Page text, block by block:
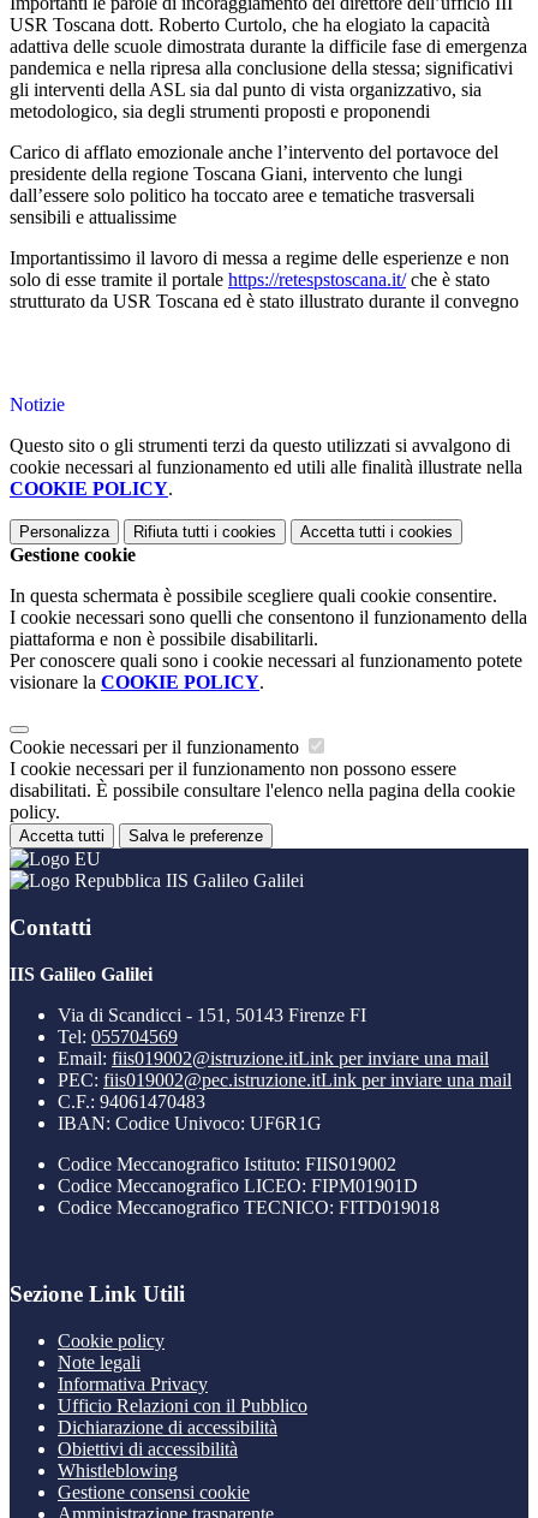
USR Toscana dott. Roberto Curtolo, che ha elogiato la capacità
adattiva delle scuole dimostrata durante la difficile fase di emergenza
pandemica e nella ripresa alla conclusione della stessa; significativi
gli interventi della ASL sia dal punto di vista organizzativo, sia
metodologico, sia degli strumenti proposti e proponendi
Carico di afflato emozionale anche l’intervento del portavoce del
presidente della regione Toscana Giani, intervento che lungi
dall’essere solo politico ha toccato aree e tematiche trasversali
sensibili e attualissime
Importantissimo il lavoro di messa a regime delle esperienze e non
solo di esse tramite il portale https://retespstoscana.it/che è stato
strutturato da USR Toscana ed è stato illustrato durante il convegno
Notizie
Questo sito o gli strumenti terzi da questo utilizzati si avvalgono di
cookie necessari al funzionamento ed utili alle finalità illustrate nella
COOKIE POLICY.
Personalizza Rifiuta tutti i cookies Accetta tutti i cookies
Gestione cookie
In questa schermata è possibile scegliere quali cookie consentire.
I cookie necessari sono quelli che consentono il funzionamento della
piattaforma e non è possibile disabilitarli.
Per conoscere quali sono i cookie necessari al funzionamento potete
visionare la COOKIE POLICY.
Cookie necessari per il funzionamento
I cookie necessari per il funzionamento non possono essere
disabilitati. È possibile consultare l'elenco nella pagina della cookie
policy.
Accetta tutti Salva le preferenze
IIS Galileo Galilei
Contatti
IIS Galileo Galilei
Via di Scandicci - 151, 50143 Firenze FI
Tel: 055704569
Email: fiis019002@istruzione.itLink per inviare una mail
PEC: fiis019002@pec.istruzione.itLink per inviare una mail
C.F.: 94061470483
IBAN: Codice Univoco: UF6R1G
Codice Meccanografico Istituto: FIIS019002
Codice Meccanografico LICEO: FIPM01901D
Codice Meccanografico TECNICO: FITD019018
Sezione Link Utili
Cookie policy
Note legali
Informativa Privacy
Ufficio Relazioni con il Pubblico
Dichiarazione di accessibilità
Obiettivi di accessibilità
Whistleblowing
Gestione consensi cookie
Amministrazione trasparente